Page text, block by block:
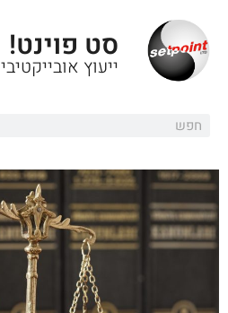
סט פוינט!
ייעוץ אובייקטיבי